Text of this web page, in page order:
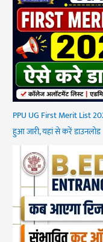
PPU UG First Merit List
हुआ जारी, यहां से करें डाउनलोड